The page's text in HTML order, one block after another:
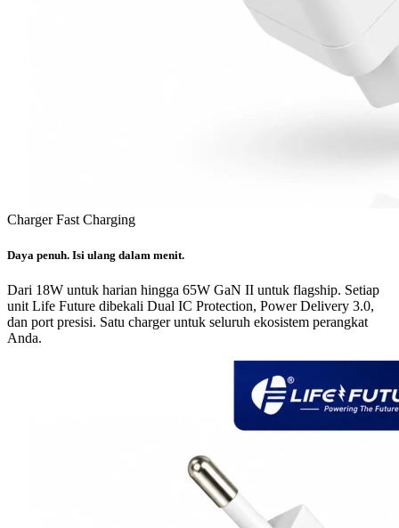
Charger Fast Charging
Daya penuh. Isi ulang dalam menit.
Dari 18W untuk harian hingga 65W GaN II untuk flagship. Setiap
unit Life Future dibekali Dual IC Protection, Power Delivery 3.0,
dan port presisi. Satu charger untuk seluruh ekosistem perangkat
Anda.